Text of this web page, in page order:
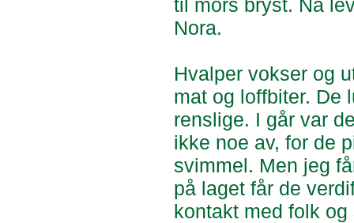
til mors bryst. Nå
Nora.
Hvalper vokser og
mat og loffbiter. De
renslige. I går var
ikke noe av, for de
svimmel. Men jeg
på laget får de
kontakt med folk og